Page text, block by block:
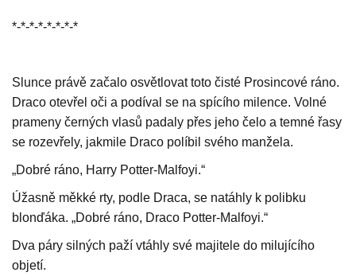
*-*-*-*-*-*-*-*
Slunce právě začalo osvětlovat toto čisté Prosincové ráno.
Draco otevřel oči a podíval se na spícího milence. Volné
prameny černých vlasů padaly přes jeho čelo a temné řasy
se rozevřely, jakmile Draco políbil svého manžela.
„Dobré ráno, Harry Potter-Malfoyi.“
Úžasně měkké rty, podle Draca, se natáhly k polibku
blonďáka. „Dobré ráno, Draco Potter-Malfoyi.“
Dva páry silných paží vtáhly své majitele do milujícího
objetí.